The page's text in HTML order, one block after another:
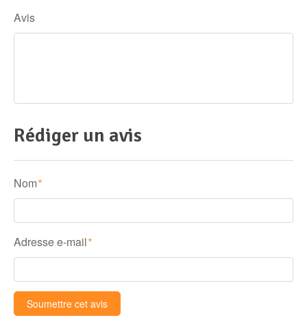
Avis
Rédiger un avis
Nom *
Adresse e-mail *